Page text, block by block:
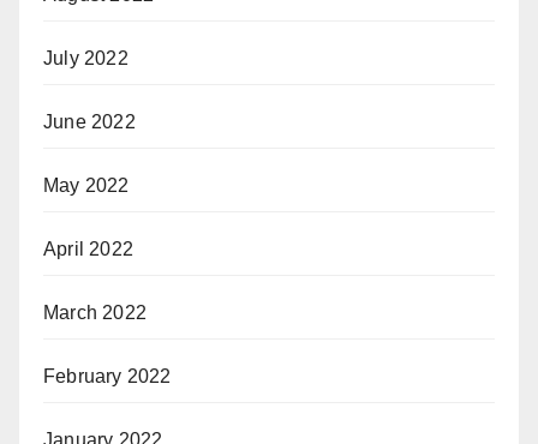
July 2022
June 2022
May 2022
April 2022
March 2022
February 2022